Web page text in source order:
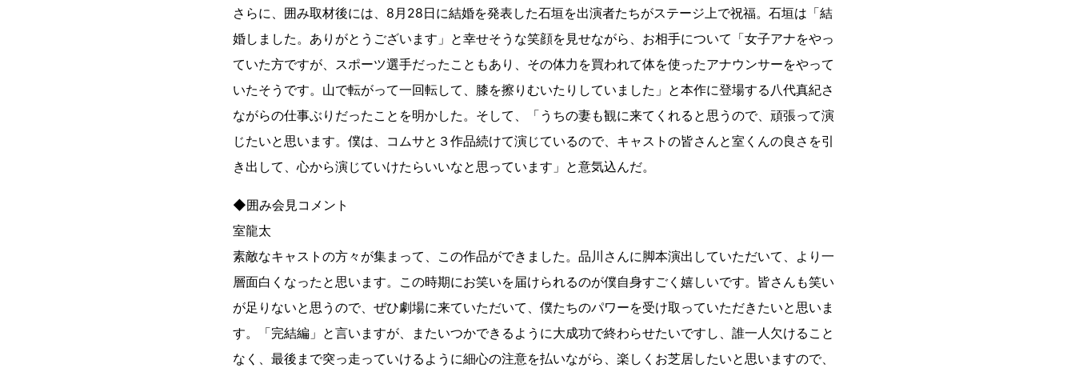
さらに、囲み取材後には、8月28日に結婚を発表した石垣を出演者たちがステージ上で祝福。石垣は「結
婚しました。ありがとうございます」と幸せそうな笑顔を見せながら、お相手について「女子アナをやっ
ていた方ですが、スポーツ選手だったこともあり、その体力を買われて体を使ったアナウンサーをやって
いたそうです。山で転がって一回転して、膝を擦りむいたりしていました」と本作に登場する八代真紀さ
ながらの仕事ぶりだったことを明かした。そして、「うちの妻も観に来てくれると思うので、頑張って演
じたいと思います。僕は、コムサと３作品続けて演じているので、キャストの皆さんと室くんの良さを引
き出して、心から演じていけたらいいなと思っています」と意気込んだ。
◆囲み会見コメント
室龍太
素敵なキャストの方々が集まって、この作品ができました。品川さんに脚本演出していただいて、より一
層面白くなったと思います。この時期にお笑いを届けられるのが僕自身すごく嬉しいです。皆さんも笑い
が足りないと思うので、ぜひ劇場に来ていただいて、僕たちのパワーを受け取っていただきたいと思いま
す。「完結編」と言いますが、またいつかできるように大成功で終わらせたいですし、誰一人欠けること
なく、最後まで突っ走っていけるように細心の注意を払いながら、楽しくお芝居したいと思いますので、